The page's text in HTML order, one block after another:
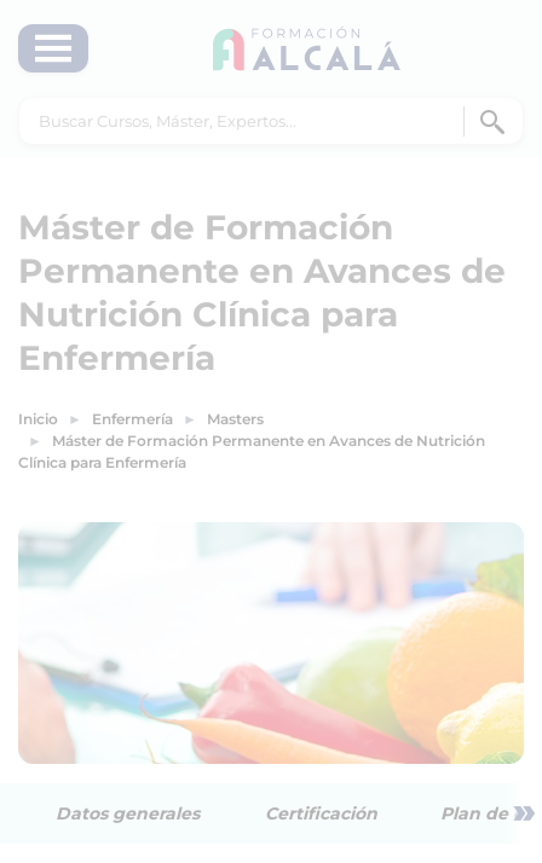
Máster de Formación
Permanente en Avances de
Nutrición Clínica para
Enfermería
Inicio Enfermería
Masters
Máster de Formación Permanente en Avances de Nutrición
Clínica para Enfermería
Datos generales Certificación Plan de »